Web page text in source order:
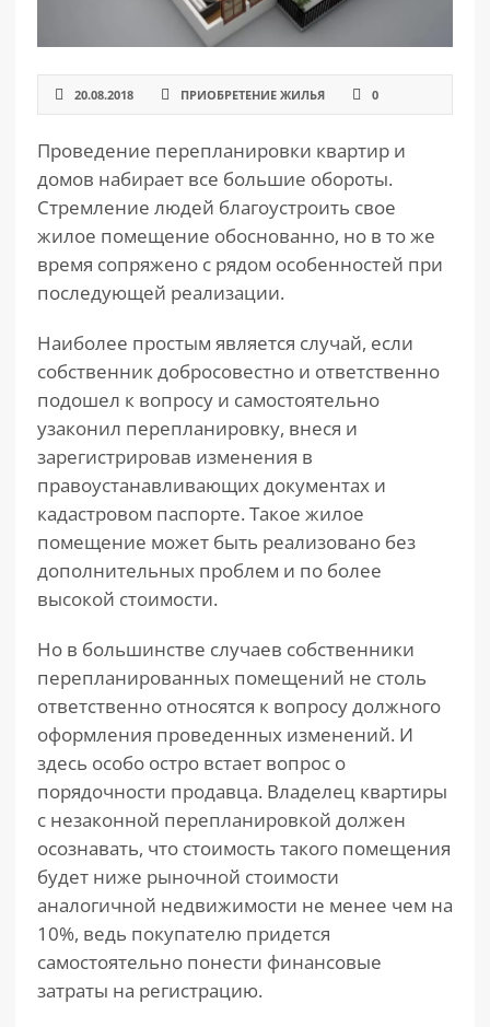
20.08.2018 ПРИОБРЕТЕНИЕ ЖИЛЬЯ 0
Проведение перепланировки квартир и
домов набирает все большие обороты.
Стремление людей благоустроить свое
жилое помещение обоснованно, но в то же
время сопряжено с рядом особенностей при
последующей реализации.
Наиболее простым является случай, если
собственник добросовестно и ответственно
подошел к вопросу и самостоятельно
узаконил перепланировку, внеся и
зарегистрировав изменения в
правоустанавливающих документах и
кадастровом паспорте. Такое жилое
помещение может быть реализовано без
дополнительных проблем и по более
высокой стоимости.
Но в большинстве случаев собственники
перепланированных помещений не столь
ответственно относятся к вопросу должного
оформления проведенных изменений. И
здесь особо остро встает вопрос о
порядочности продавца. Владелец квартиры
с незаконной перепланировкой должен
осознавать, что стоимость такого помещения
будет ниже рыночной стоимости
аналогичной недвижимости не менее чем на
10%, ведь покупателю придется
самостоятельно понести финансовые
затраты на регистрацию.